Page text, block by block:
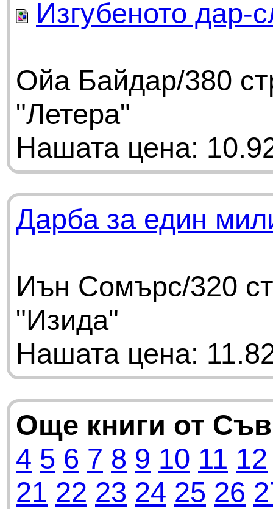
Изгубеното дар-
Ойа Байдар/380
"Летера"
Нашата цена:
Дарба за един
Иън Сомърс/320
"Изида"
Нашата цена:
Още книги от
4 5 6 7 8 9 10 11 12
21 22 23 24 25 26